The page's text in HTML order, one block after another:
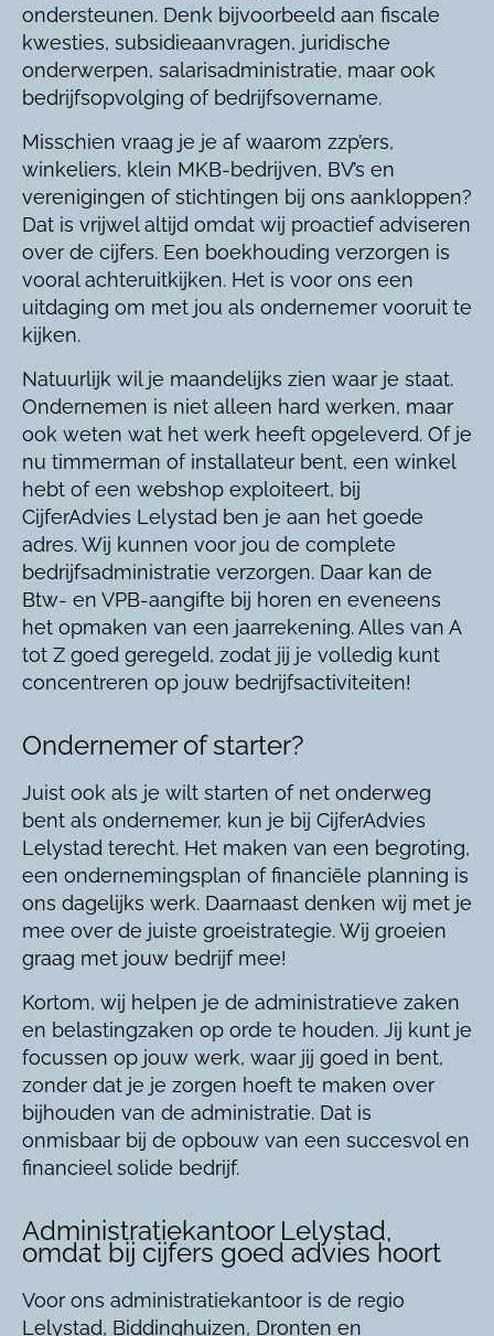
ondersteunen. Denk bijvoorbeeld aan fiscale
kwesties, subsidieaanvragen, juridische
onderwerpen, salarisadministratie, maar ook
bedrijfsopvolging of bedrijfsovername.
Misschien vraag je je af waarom zzp’ers,
winkeliers, klein MKB-bedrijven, BV’s en
verenigingen of stichtingen bij ons aankloppen?
Dat is vrijwel altijd omdat wij proactief adviseren
over de cijfers. Een boekhouding verzorgen is
vooral achteruitkijken. Het is voor ons een
uitdaging om met jou als ondernemer vooruit te
kijken.
Natuurlijk wil je maandelijks zien waar je staat.
Ondernemen is niet alleen hard werken, maar
ook weten wat het werk heeft opgeleverd. Of je
nu timmerman of installateur bent, een winkel
hebt of een webshop exploiteert, bij
CijferAdvies Lelystad ben je aan het goede
adres. Wij kunnen voor jou de complete
bedrijfsadministratie verzorgen. Daar kan de
Btw- en VPB-aangifte bij horen en eveneens
het opmaken van een jaarrekening. Alles van A
tot Z goed geregeld, zodat jij je volledig kunt
concentreren op jouw bedrijfsactiviteiten!
Ondernemer of starter?
Juist ook als je wilt starten of net onderweg
bent als ondernemer, kun je bij CijferAdvies
Lelystad terecht. Het maken van een begroting,
een ondernemingsplan of financiële planning is
ons dagelijks werk. Daarnaast denken wij met je
mee over de juiste groeistrategie. Wij groeien
graag met jouw bedrijf mee!
Kortom, wij helpen je de administratieve zaken
en belastingzaken op orde te houden. Jij kunt je
focussen op jouw werk, waar jij goed in bent,
zonder dat je je zorgen hoeft te maken over
bijhouden van de administratie. Dat is
onmisbaar bij de opbouw van een succesvol en
financieel solide bedrijf.
Administratiekantoor Lelystad,
omdat bij cijfers goed advies hoort
Voor ons administratiekantoor is de regio
Lelystad, Biddinghuizen, Dronten en